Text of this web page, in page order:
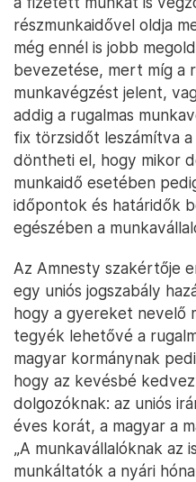
részmunkaidővel oldja
még ennél is jobb
bevezetése, mert míg a
munkavégzést jelent,
addig a rugalmas
fix törzsidőt leszámítva a
döntheti el, hogy mikor
munkaidő esetében
időpontok és határidők
egészében a
Az Amnesty szakértője
egy uniós jogszabály
hogy a gyereket nevelő
tegyék lehetővé a
magyar kormánynak
hogy az kevésbé
dolgozóknak: az uniós
éves korát, a magyar a
„A munkavállalóknak az
munkáltatók a nyári